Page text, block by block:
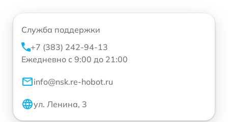
Служба поддержки
+7 (383) 242-94-13
Ежедневно с 9:00 до 21:00
info@nsk.re-hobot.ru
ул. Ленина, 3